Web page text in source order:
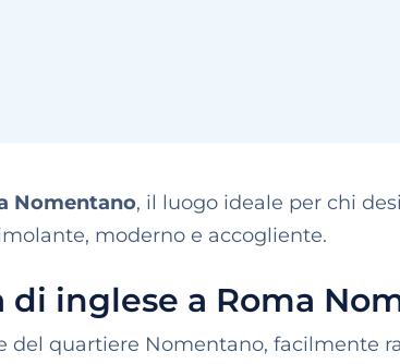
Nomentano, il luogo ideale per chi
moderno e accogliente.
di inglese a Roma
del quartiere Nomentano, facilmente